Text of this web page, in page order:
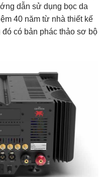
dẫn sử dụng bọc da
40 năm từ nhà thiết kế
có bản phác thảo sơ bộ